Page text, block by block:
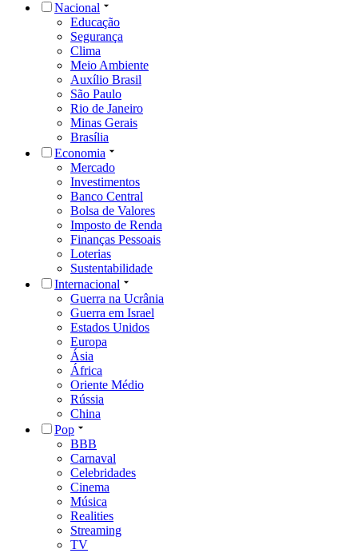
Nacional
Educação
Segurança
Clima
Meio Ambiente
Auxílio Brasil
São Paulo
Rio de Janeiro
Minas Gerais
Brasília
Economia
Mercado
Investimentos
Banco Central
Bolsa de Valores
Imposto de Renda
Finanças Pessoais
Loterias
Sustentabilidade
Internacional
Guerra na Ucrânia
Guerra em Israel
Estados Unidos
Europa
Ásia
África
Oriente Médio
Rússia
China
Pop
BBB
Carnaval
Celebridades
Cinema
Música
Realities
Streaming
TV